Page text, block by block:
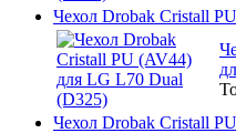
Чехол Drobak Cristall
Чехол Drobak Cristall